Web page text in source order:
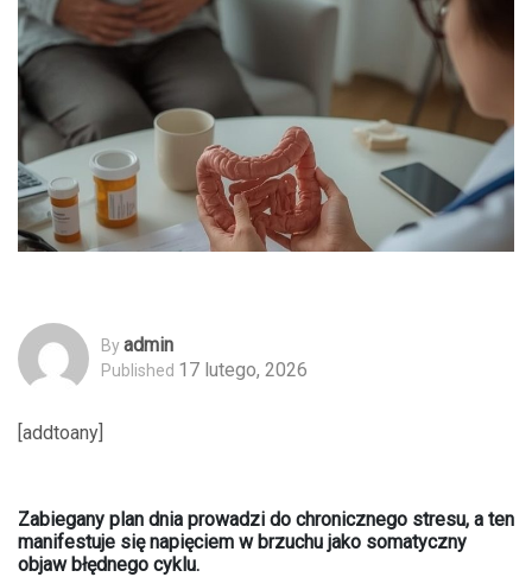
ByAdmin
Published 17 lutego, 2026
[addtoany]
Zabiegany plan dnia prowadzi do chronicznego stresu, a ten
manifestuje się napięciem w brzuchu jako somatyczny
objaw błędnego cyklu.